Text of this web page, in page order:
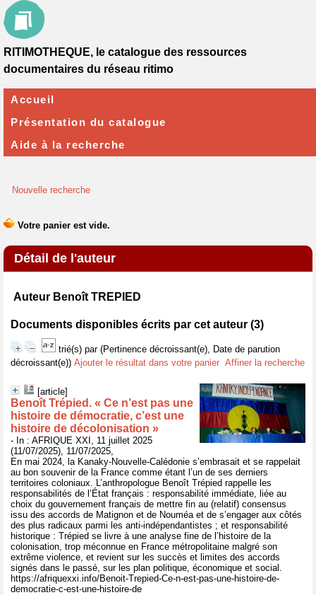
Nouvelle recherche
Détail de l'auteur
Auteur Benoît TREPIED
Documents disponibles écrits par cet auteur (3)
trié(s) par (Pertinence décroissant(e), Date de parution
décroissant(e)) Ajouter le résultat dans votre panier Affiner la recherche
[article]
Benoît Trépied. « Ce n’est pas une
histoire de démocratie, c’est une
histoire de décolonisation »
- In : AFRIQUE XXI, 11 juillet 2025
(11/07/2025), 11/07/2025,
En mai 2024, la Kanaky-Nouvelle-Calédonie s’embrasait et se rappelait
au bon souvenir de la France comme étant l’un de ses derniers
territoires coloniaux. L’anthropologue Benoît Trépied rappelle les
responsabilités de l’État français : responsabilité immédiate, liée au
choix du gouvernement français de mettre fin au (relatif) consensus
issu des accords de Matignon et de Nouméa et de s’engager aux côtés
des plus radicaux parmi les anti-indépendantistes ; et responsabilité
historique : Trépied se livre à une analyse fine de l’histoire de la
colonisation, trop méconnue en France métropolitaine malgré son
extrême violence, et revient sur les succès et limites des accords
signés dans le passé, sur les plan politique, économique et social.
https://afriquexxi.info/Benoit-Trepied-Ce-n-est-pas-une-histoire-de-
democratie-c-est-une-histoire-de
RITIMOTHEQUE, le catalogue des ressources
documentaires du réseau ritimo
Accueil
Présentation du catalogue
Aide à la recherche